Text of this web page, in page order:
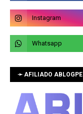
➛ AFILIADO ABLOGPE